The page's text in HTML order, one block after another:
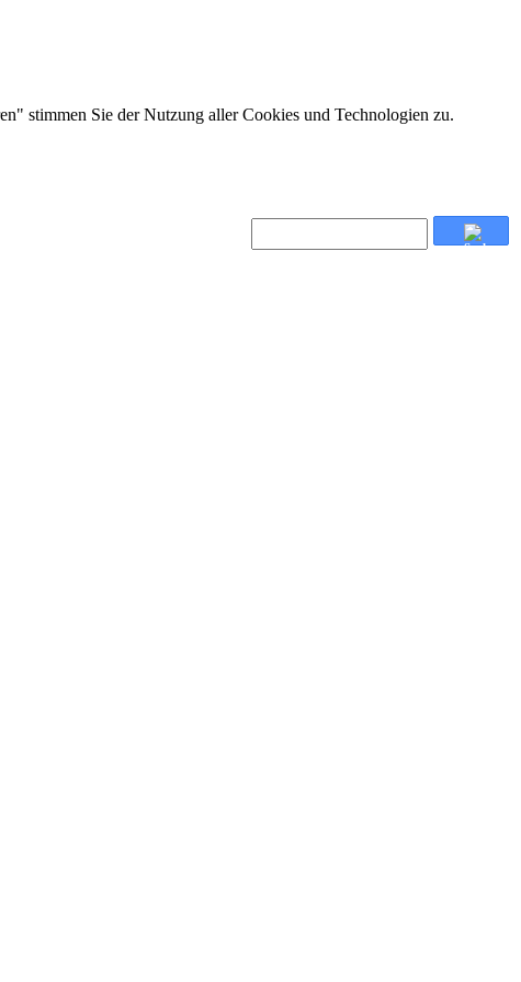
stimmen Sie der Nutzung aller Cookies und Technologien zu.